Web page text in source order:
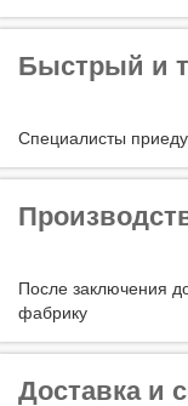
Быстрый и
Специалисты
После заключения
фабрику
Доставка и